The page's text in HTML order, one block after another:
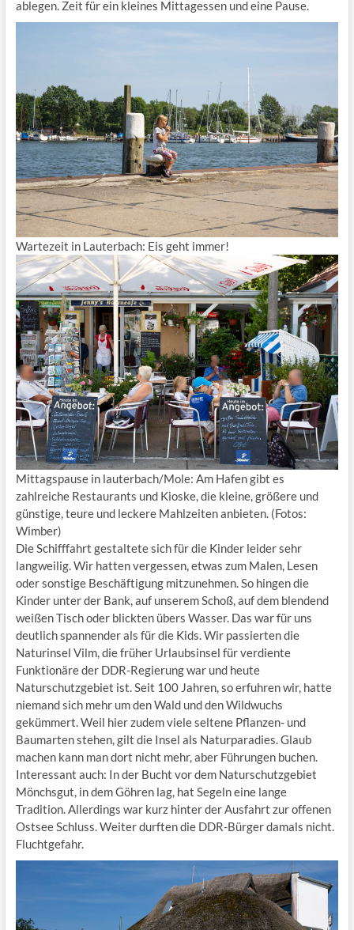
ablegen. Zeit für ein kleines Mittagessen und eine Pause.
Wartezeit in Lauterbach: Eis geht immer!
Mittagspause in lauterbach/Mole: Am Hafen gibt es
zahlreiche Restaurants und Kioske, die kleine, größere und
günstige, teure und leckere Mahlzeiten anbieten. (Fotos:
Wimber)
Die Schifffahrt gestaltete sich für die Kinder leider sehr
langweilig. Wir hatten vergessen, etwas zum Malen, Lesen
oder sonstige Beschäftigung mitzunehmen. So hingen die
Kinder unter der Bank, auf unserem Schoß, auf dem blendend
weißen Tisch oder blickten übers Wasser. Das war für uns
deutlich spannender als für die Kids. Wir passierten die
Naturinsel Vilm, die früher Urlaubsinsel für verdiente
Funktionäre der DDR-Regierung war und heute
Naturschutzgebiet ist. Seit 100 Jahren, so erfuhren wir, hatte
niemand sich mehr um den Wald und den Wildwuchs
gekümmert. Weil hier zudem viele seltene Pflanzen- und
Baumarten stehen, gilt die Insel als Naturparadies. Glaub
machen kann man dort nicht mehr, aber Führungen buchen.
Interessant auch: In der Bucht vor dem Naturschutzgebiet
Mönchsgut, in dem Göhren lag, hat Segeln eine lange
Tradition. Allerdings war kurz hinter der Ausfahrt zur offenen
Ostsee Schluss. Weiter durften die DDR-Bürger damals nicht.
Fluchtgefahr.